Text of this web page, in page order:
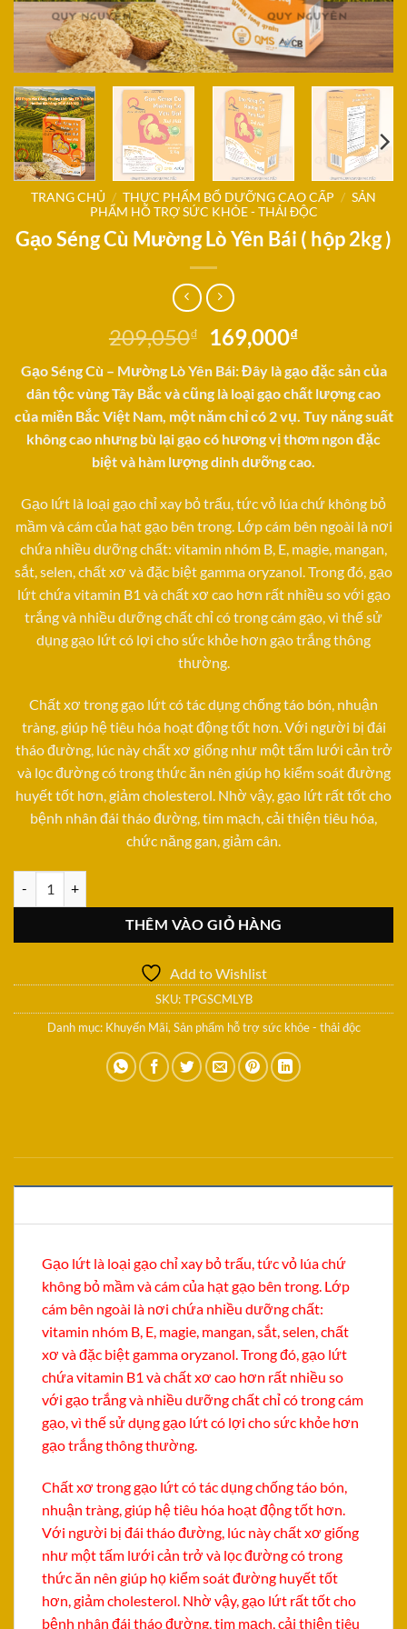
TRANG CHỦ / THỰC PHẨM BỔ DƯỠNG CAO CẤP / SẢN
PHẨM HỖ TRỢ SỨC KHỎE - THẢI ĐỘC
Gạo Séng Cù Mường Lò Yên Bái ( hộp 2kg )
209,050₫
Giá
là:
209,050₫.
169,000₫Giá
hiện
tại
là:
169,000₫.
Gạo Séng Cù – Mường Lò Yên Bái: Đây là gạo đặc sản của
dân tộc vùng Tây Bắc và cũng là loại gạo chất lượng cao
của miền Bắc Việt Nam, một năm chỉ có 2 vụ. Tuy năng suất
không cao nhưng bù lại gạo có hương vị thơm ngon đặc
biệt và hàm lượng dinh dưỡng cao.
Gạo lứt là loại gạo chỉ xay bỏ trấu, tức vỏ lúa chứ không bỏ
mầm và cám của hạt gạo bên trong. Lớp cám bên ngoài là nơi
chứa nhiều dưỡng chất: vitamin nhóm B, E, magie, mangan,
sắt, selen, chất xơ và đặc biệt gamma oryzanol. Trong đó, gạo
lứt chứa vitamin B1 và chất xơ cao hơn rất nhiều so với gạo
trắng và nhiều dưỡng chất chỉ có trong cám gạo, vì thế sử
dụng gạo lứt có lợi cho sức khỏe hơn gạo trắng thông
thường.
Chất xơ trong gạo lứt có tác dụng chống táo bón, nhuận
tràng, giúp hệ tiêu hóa hoạt động tốt hơn. Với người bị đái
tháo đường, lúc này chất xơ giống như một tấm lưới cản trở
và lọc đường có trong thức ăn nên giúp họ kiểm soát đường
huyết tốt hơn, giảm cholesterol. Nhờ vậy, gạo lứt rất tốt cho
bệnh nhân đái tháo đường, tim mạch, cải thiện tiêu hóa,
chức năng gan, giảm cân.
THÊM VÀO GIỎ HÀNG
Add to Wishlist
SKU:TPGSCMLYB
Danh mục: Khuyến Mãi, Sản phẩm hỗ trợ sức khỏe - thải độc
Gạo lứt là loại gạo chỉ xay bỏ trấu, tức vỏ lúa chứ
không bỏ mầm và cám của hạt gạo bên trong. Lớp
cám bên ngoài là nơi chứa nhiều dưỡng chất:
vitamin nhóm B, E, magie, mangan, sắt, selen, chất
xơ và đặc biệt gamma oryzanol. Trong đó, gạo lứt
chứa vitamin B1 và chất xơ cao hơn rất nhiều so
với gạo trắng và nhiều dưỡng chất chỉ có trong cám
gạo, vì thế sử dụng gạo lứt có lợi cho sức khỏe hơn
gạo trắng thông thường.
Chất xơ trong gạo lứt có tác dụng chống táo bón,
nhuận tràng, giúp hệ tiêu hóa hoạt động tốt hơn.
Với người bị đái tháo đường, lúc này chất xơ giống
như một tấm lưới cản trở và lọc đường có trong
thức ăn nên giúp họ kiểm soát đường huyết tốt
hơn, giảm cholesterol. Nhờ vậy, gạo lứt rất tốt cho
bệnh nhân đái tháo đường, tim mạch, cải thiện tiêu